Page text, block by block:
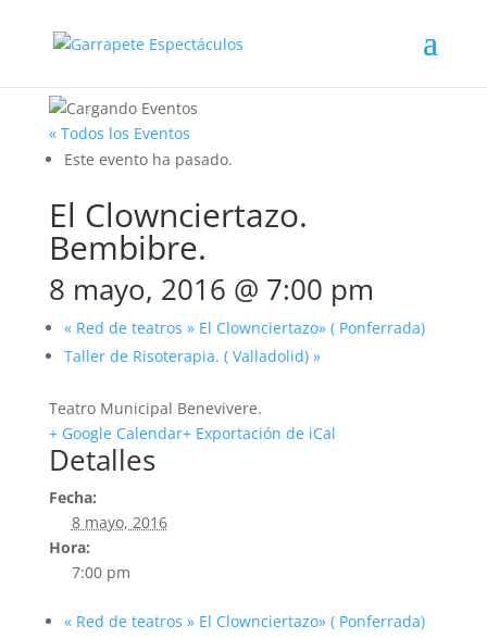
« Todos los Eventos
Este evento ha pasado.
El Clownciertazo.
Bembibre.
8 mayo, 2016 @ 7:00 pm
«Red de teatros » El Clownciertazo» ( Ponferrada)
Taller de Risoterapia. ( Valladolid) »
Teatro Municipal Benevivere.
+ Google Calendar+ Exportación de iCal
Detalles
Fecha:
8 mayo, 2016
Hora:
7:00 pm
«Red de teatros » El Clownciertazo» ( Ponferrada)